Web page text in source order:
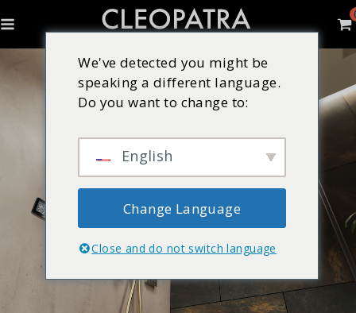
We've detected you might be
speaking a different language.
Do you want to change to:
English
Change Language
Close and do not switch language